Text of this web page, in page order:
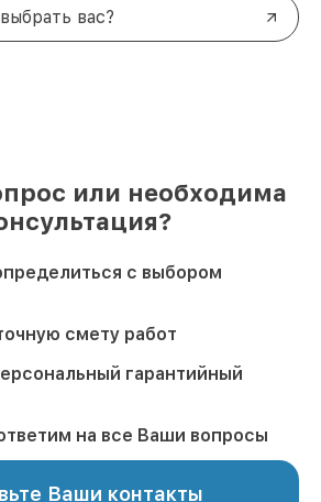
вас?
или необходима
с выбором
смету работ
гарантийный
на все Ваши вопросы
Ваши контакты